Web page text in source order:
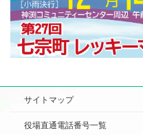
サイトマップ
役場直通電話番号一覧